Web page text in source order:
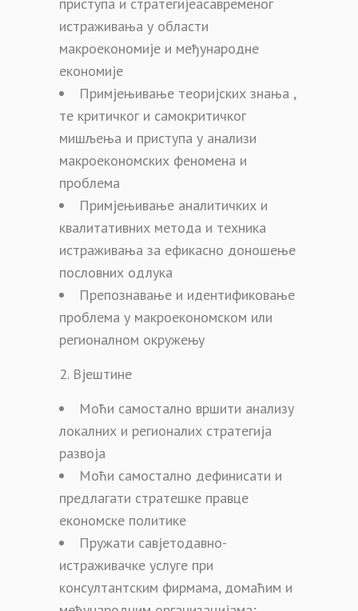
истраживања у области
макроекономије и међународне
економије
Примјењивање теоријских знања ,
те критичког и самокритичког
мишљења и приступа у анализи
макроекономских феномена и
проблема
Примјењивање аналитичких и
квалитативних метода и техника
истраживања за ефикасно доношење
пословних одлука
Препознавање и идентификовање
проблема у макроекономском или
регионалном окружењу
Вјештине
Моћи самостално вршити анализу
локалних и регионалих стратегија
развоја
Моћи самостално дефинисати и
предлагати стратешке правце
економске политике
Пружати савјетодавно-
истраживачке услуге при
консултантским фирмама, домаћим и